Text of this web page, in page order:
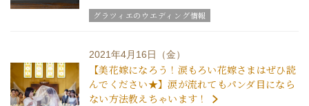
グラツィエのウエディング情報
リニューアルオープン情報
地元野菜
2021年4月16日（金）
【美花嫁になろう！涙もろい花嫁さまはぜひ読
んでください★】涙が流れてもパンダ目になら
ない方法教えちゃいます！